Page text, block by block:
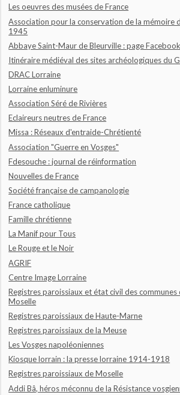
Les oeuvres des musées de France
Association pour la conservation de la mémoire
1945
Abbaye Saint-Maur de Bleurville : page Facebook
Itinéraire médiéval des sites archéologiques du
DRAC Lorraine
Lorraine enluminure
Association Séré de Rivières
Eclaireurs neutres de France
Missa : Réseaux d'entraide-Chrétienté
Association "Guerre en Vosges"
Fdesouche : journal de réinformation
Nouvelles de France
Société française de campanologie
France catholique
Famille chrétienne
La Manif pour Tous
Le Rouge et le Noir
AGRIF
Centre Image Lorraine
Registres paroissiaux et état civil des
Moselle
Registres paroissiaux de Haute-Marne
Registres paroissiaux de la Meuse
Les Vosges napoléoniennes
Kiosque lorrain : la presse lorraine 1914-1918
Registres paroissiaux de Moselle
Addi Bâ, héros méconnu de la Résistance